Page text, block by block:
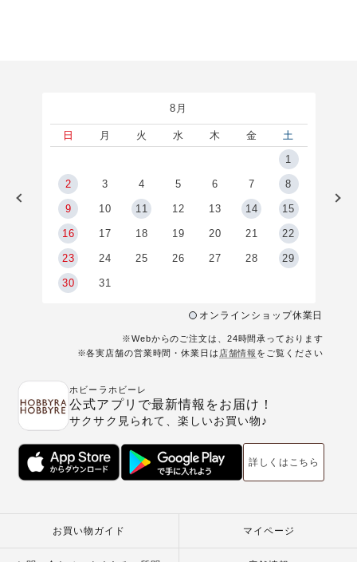
8月
日 月 火 水 木 金
土
1
2 3 4 5 6 7 8
9 10 11 12 13 14 15
16 17 18 19 20 21 22
23 24 25 26 27 28 29
30 31
オンラインショップ休業日
※Webからのご注文は、24時間承っております
※各実店舗の営業時間・休業日は 店舗情報 をご覧ください
ホビーラホビーレ
公式アプリで最新情報をお届け！
サクサク見られて、楽しいお買い物♪
詳しくはこちら
お買い物ガイド マイページ